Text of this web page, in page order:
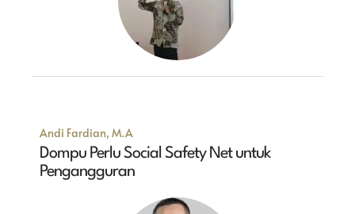
Andi Fardian, M.A
Dompu Perlu Social Safety Net untuk
Pengangguran